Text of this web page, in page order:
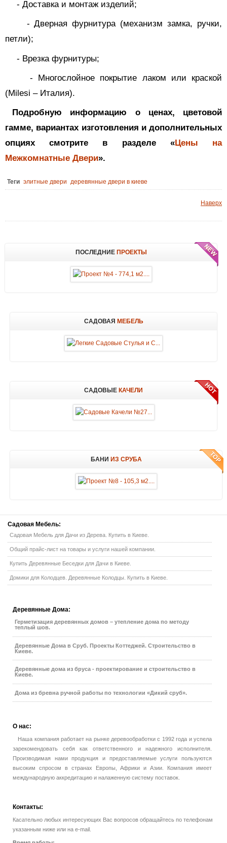
- Доставка и монтаж изделий;
-Дверная фурнитура (механизм замка, ручки,
петли);
- Врезка фурнитуры;
- Многослойное покрытие лаком или краской
(Milesi – Италия).
Подробную информацию о ценах, цветовой
гамме, вариантах изготовления и дополнительных
опциях смотрите в разделе «Цены на
Межкомнатные Двери».
Теги элитные двери деревянные двери в киеве
Наверх
ПОСЛЕДНИЕПРОЕКТЫ
САДОВАЯ МЕБЕЛЬ
САДОВЫЕ КАЧЕЛИ
БАНИ ИЗ СРУБА
Садовая Мебель:
Садовая Мебель для Дачи из Дерева. Купить в Киеве.
Общий прайс-лист на товары и услуги нашей компании.
Купить Деревянные Беседки для Дачи в Киеве.
Домики для Колодцев. Деревянные Колодцы. Купить в Киеве.
Деревянные Дома:
Герметизация деревянных домов – утепление дома по методу
теплый шов.
Деревянные Дома в Сруб. Проекты Коттеджей. Строительство в
Киеве.
Деревянные дома из бруса - проектирование и строительство в
Киеве.
Дома из бревна ручной работы по технологии «Дикий сруб».
О нас:
Наша компания работает на рынке деревообработки с 1992 года и успела
зарекомендовать себя как ответственного и надежного исполнителя.
Производимая нами продукция и предоставляемые услуги пользуются
высоким спросом в странах Европы, Африки и Азии. Компания имеет
международную аккредитацию и налаженную систему поставок.
Контакты:
Касательно любых интересующих Вас вопросов обращайтесь по телефонам
указанным ниже или на e-mail.